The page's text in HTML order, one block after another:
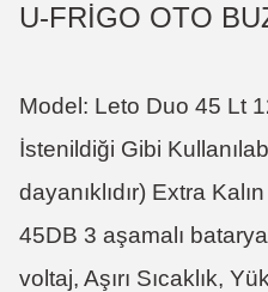
U-FRİGO OTO
Model: Leto Duo 45 Lt
İstenildiği Gibi
dayanıklıdır) Extra
45DB 3 aşamalı
voltaj, Aşırı Sıcaklık,